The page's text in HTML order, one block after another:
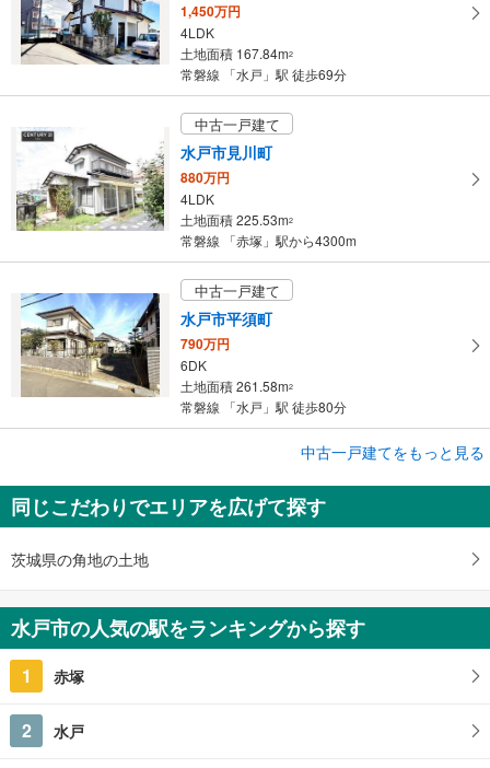
1,450万円
4LDK
土地面積 167.84m2
常磐線 「水戸」駅 徒歩69分
中古一戸建て
水戸市見川町
880万円
4LDK
土地面積 225.53m2
常磐線 「赤塚」駅から4300m
中古一戸建て
水戸市平須町
790万円
6DK
土地面積 261.58m2
常磐線 「水戸」駅 徒歩80分
水戸市城東5丁目
450万円
5SDK
中古一戸建てをもっと見る
同じこだわりでエリアを広げて探す
茨城県の角地の土地
水戸市の人気の駅をランキングから探す
1 赤塚
2 水戸